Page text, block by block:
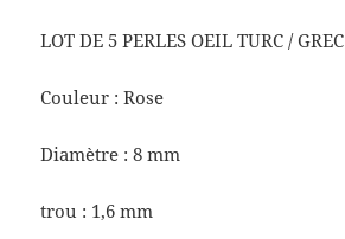
LOT DE 5 PERLES OEIL TURC / GREC
Couleur : Rose
Diamètre : 8 mm
trou : 1,6 mm